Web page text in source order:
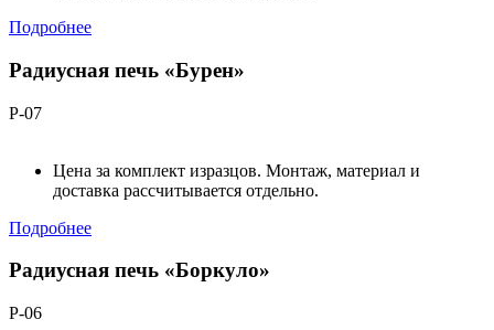
Подробнее
Радиусная печь «Бурен»
Р-07
Цена за комплект изразцов. Монтаж, материал и
доставка рассчитывается отдельно.
Подробнее
Радиусная печь «Боркуло»
Р-06